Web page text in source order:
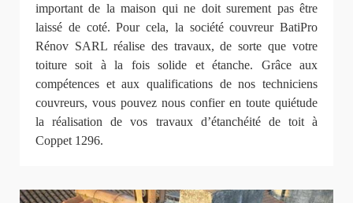
important de la maison qui ne doit surement pas être
laissé de coté. Pour cela, la société couvreur BatiPro
Rénov SARL réalise des travaux, de sorte que votre
toiture soit à la fois solide et étanche. Grâce aux
compétences et aux qualifications de nos techniciens
couvreurs, vous pouvez nous confier en toute quiétude
la réalisation de vos travaux d’étanchéité de toit à
Coppet 1296.